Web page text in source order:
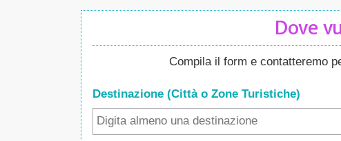
Dove
Compila il form e contatteremo
Destinazione (Città o Zone Turistiche)